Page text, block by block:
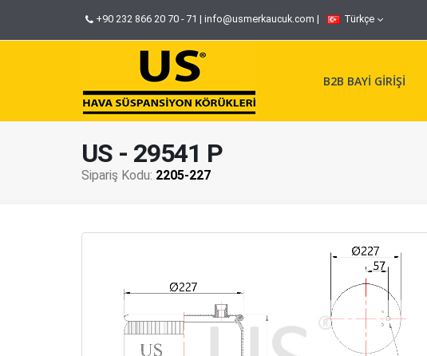
+90 232 866 20 70 - 71 | info@usmerkaucuk.com | Türkçe
B2B BAYİ GİRİŞİ
US - 29541 P
Sipariş Kodu: 2205-227